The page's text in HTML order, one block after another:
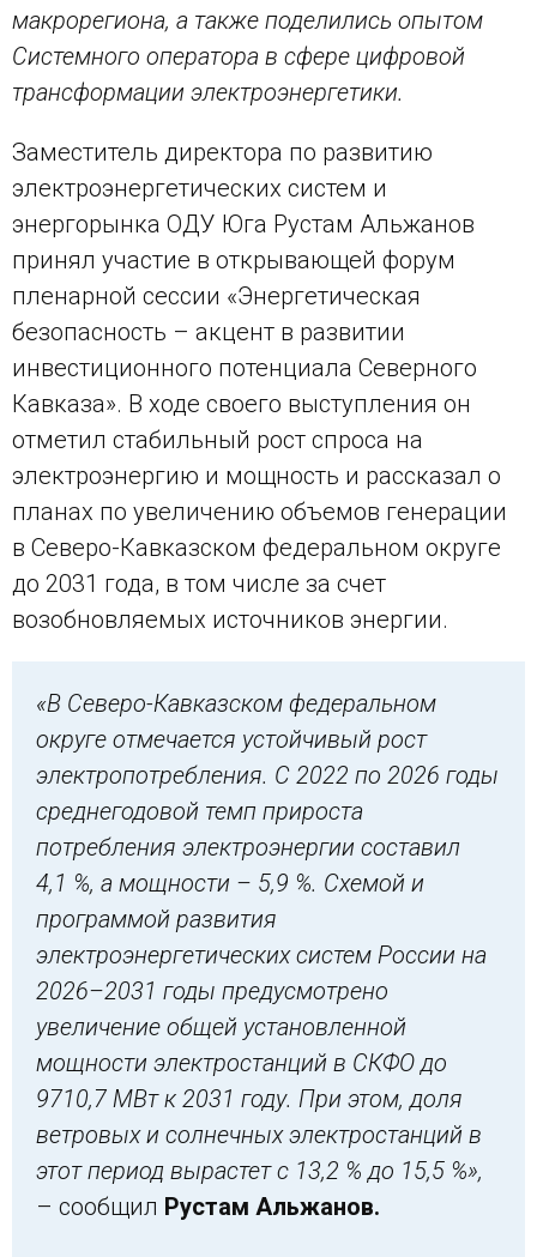
макрорегиона, а также поделились опытом
Системного оператора в сфере цифровой
трансформации электроэнергетики.
Заместитель директора по развитию
электроэнергетических систем и
энергорынка ОДУ Юга Рустам Альжанов
принял участие в открывающей форум
пленарной сессии «Энергетическая
безопасность – акцент в развитии
инвестиционного потенциала Северного
Кавказа». В ходе своего выступления он
отметил стабильный рост спроса на
электроэнергию и мощность и рассказал о
планах по увеличению объемов генерации
в Северо-Кавказском федеральном округе
до 2031 года, в том числе за счет
возобновляемых источников энергии.
«В Северо-Кавказском федеральном
округе отмечается устойчивый рост
электропотребления. С 2022 по 2026 годы
среднегодовой темп прироста
потребления электроэнергии составил
4,1 %, а мощности – 5,9 %. Схемой и
программой развития
электроэнергетических систем России на
2026–2031 годы предусмотрено
увеличение общей установленной
мощности электростанций в СКФО до
9710,7 МВт к 2031 году. При этом, доля
ветровых и солнечных электростанций в
этот период вырастет с 13,2 % до 15,5 %»,
– сообщил Рустам Альжанов.